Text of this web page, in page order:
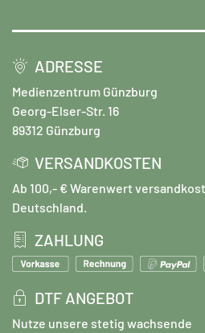
ADRESSE
Medienzentrum Günzburg
Georg-Elser-Str. 16
89312 Günzburg
VERSANDKOSTEN
Ab 100,- € Warenwert
Deutschland.
ZAHLUNG
DTF ANGEBOT
Nutze unsere stetig wachsende